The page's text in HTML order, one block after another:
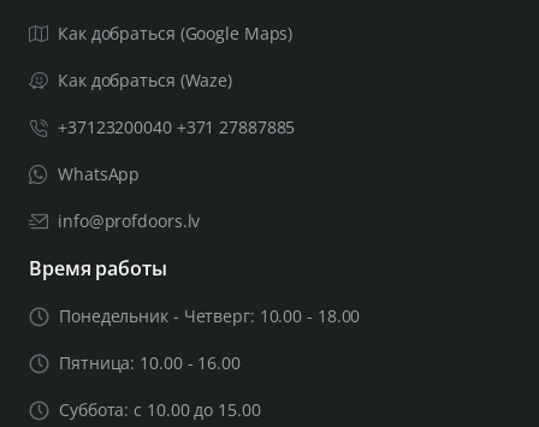
Если толщина вашего дверного полотна превышает
44 мм, вам потребуется более толстый монтажный
информацию в примечаниях к заказу, включая
толщину дверного полотна. Тогда монтажный
комплект будет подобран в соответствии с вашими
потребностями.
Как добраться (Google Maps)
Как добраться (Waze)
+37123200040 +371 27887885
WhatsApp
info@profdoors.lv
Время работы
Понедельник - Четверг: 10.00 - 18.00
Пятница: 10.00 - 16.00
Суббота: с 10.00 до 15.00